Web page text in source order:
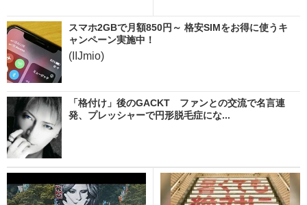
スマホ2GBで月額850円～ 格安SIMをお得に使うキ
ャンペーン実施中！
(IIJmio)
「格付け」後のGACKT ファンとの交流で名言連
発、プレッシャーで円形脱毛症にな...